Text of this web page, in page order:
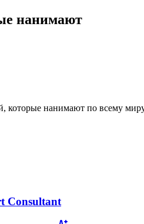
нанимают
которые нанимают по всему
Consultant